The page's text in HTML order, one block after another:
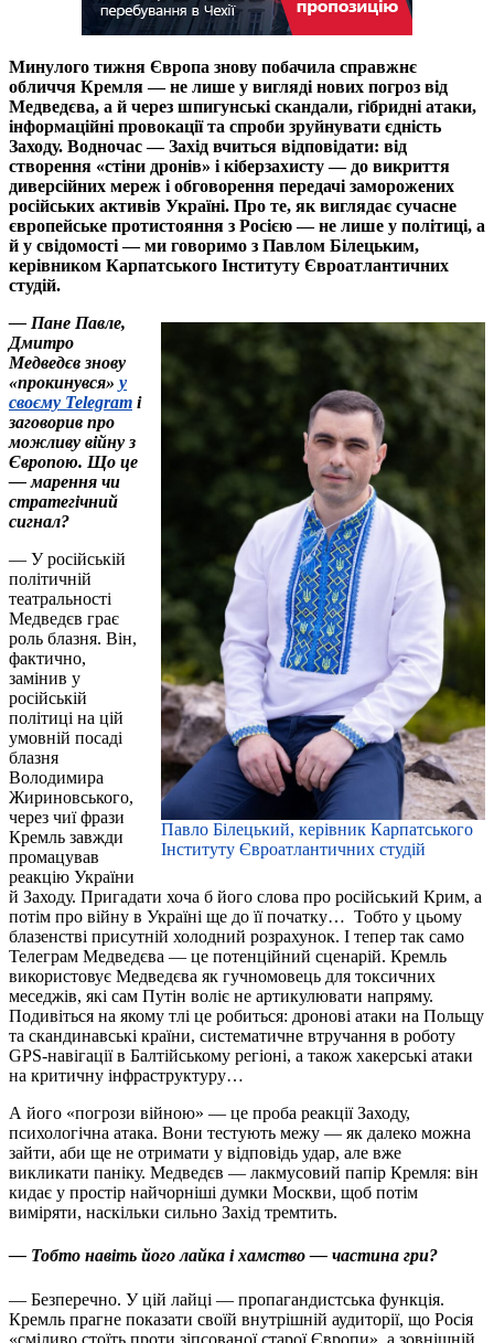
Минулого тижня Європа знову побачила справжнє
обличчя Кремля — не лише у вигляді нових погроз від
Медведєва, а й через шпигунські скандали, гібридні атаки,
інформаційні провокації та спроби зруйнувати єдність
Заходу. Водночас — Захід вчиться відповідати: від
створення «стіни дронів» і кіберзахисту — до викриття
диверсійних мереж і обговорення передачі заморожених
російських активів Україні. Про те, як виглядає сучасне
європейське протистояння з Росією — не лише у політиці, а
й у свідомості — ми говоримо з Павлом Білецьким,
керівником Карпатського Інституту Євроатлантичних
студій.
Павло Білецький, керівник Карпатського
Інституту Євроатлантичних студій
— Пане Павле,
Дмитро
Медведєв знову
«прокинувся» у
своєму Telegram і
заговорив про
можливу війну з
Європою. Що це
— марення чи
стратегічний
сигнал?
— У російській
політичній
театральності
Медведєв грає
роль блазня. Він,
фактично,
замінив у
російській
політиці на цій
умовній посаді
блазня
Володимира
Жириновського,
через чиї фрази
Кремль завжди
промацував
реакцію України
й Заходу. Пригадати хоча б його слова про російський Крим, а
потім про війну в Україні ще до її початку… Тобто у цьому
блазенстві присутній холодний розрахунок. І тепер так само
Телеграм Медведєва — це потенційний сценарій. Кремль
використовує Медведєва як гучномовець для токсичних
меседжів, які сам Путін воліє не артикулювати напряму.
Подивіться на якому тлі це робиться: дронові атаки на Польщу
та скандинавські країни, систематичне втручання в роботу
GPS-навігації в Балтійському регіоні, а також хакерські атаки
на критичну інфраструктуру…
А його «погрози війною» — це проба реакції Заходу,
психологічна атака. Вони тестують межу — як далеко можна
зайти, аби ще не отримати у відповідь удар, але вже
викликати паніку. Медведєв — лакмусовий папір Кремля: він
кидає у простір найчорніші думки Москви, щоб потім
виміряти, наскільки сильно Захід тремтить.
— Тобто навіть його лайка і хамство — частина гри?
— Безперечно. У цій лайці — пропагандистська функція.
Кремль прагне показати своїй внутрішній аудиторії, що Росія
«сміливо стоїть проти зіпсованої старої Європи», а зовнішній